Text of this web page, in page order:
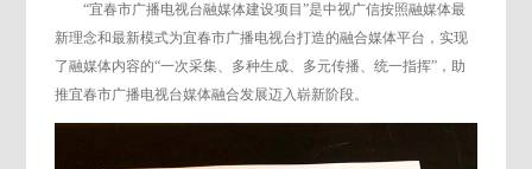
“宜春市广播电视台融媒体建设项目”是中视广信按照融媒体最
新理念和最新模式为宜春市广播电视台打造的融合媒体平台，实现
了融媒体内容的“一次采集、多种生成、多元传播、统一指挥”，助
推宜春市广播电视台媒体融合发展迈入崭新阶段。